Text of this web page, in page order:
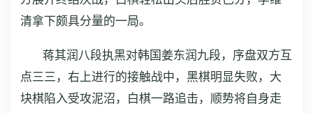
清拿下颇具分量的一局。
蒋其润八段执黑对韩国姜东润九段，序盘双方互
点三三，右上进行的接触战中，黑棋明显失败，大
块棋陷入受攻泥沼，白棋一路追击，顺势将自身走